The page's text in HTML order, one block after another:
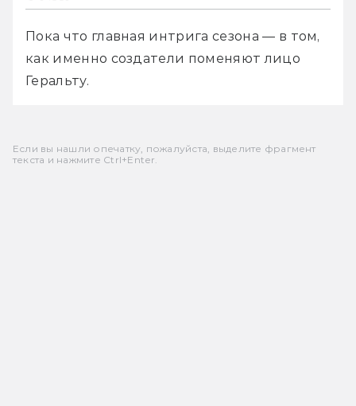
Пока что главная интрига сезона — в том,
как именно создатели поменяют лицо
Геральту.
Если вы нашли опечатку, пожалуйста, выделите фрагмент
текста и нажмите Ctrl+Enter.